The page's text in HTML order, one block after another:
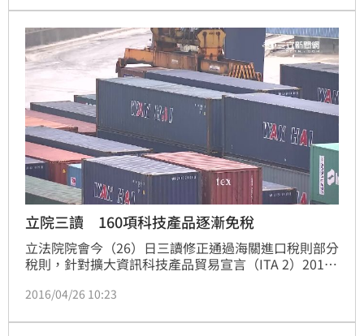
立院三讀 160項科技產品逐漸免稅
立法院院會今（26）日三讀修正通過海關進口稅則部分
稅則，針對擴大資訊科技產品貿易宣言（ITA 2）201項
輸出將有更多機會。
2016/04/26 10:23